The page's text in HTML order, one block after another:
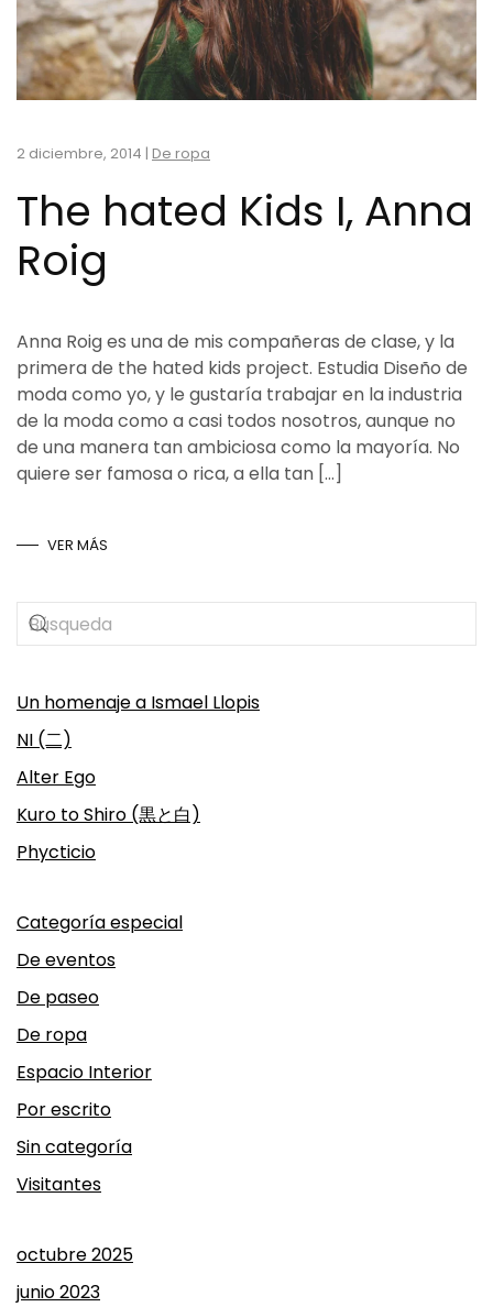
2 diciembre, 2014 | De ropa
The hated Kids I, Anna
Roig
Anna Roig es una de mis compañeras de clase, y la
primera de the hated kids project. Estudia Diseño de
moda como yo, y le gustaría trabajar en la industria
de la moda como a casi todos nosotros, aunque no
de una manera tan ambiciosa como la mayoría. No
quiere ser famosa o rica, a ella tan […]
VER MÁS
Un homenaje a Ismael Llopis
NI (二)
Alter Ego
Kuro to Shiro (黒と白)
Phycticio
Categoría especial
De eventos
De paseo
De ropa
Espacio Interior
Por escrito
Sin categoría
Visitantes
octubre 2025
junio 2023